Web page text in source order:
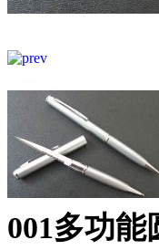
001多功